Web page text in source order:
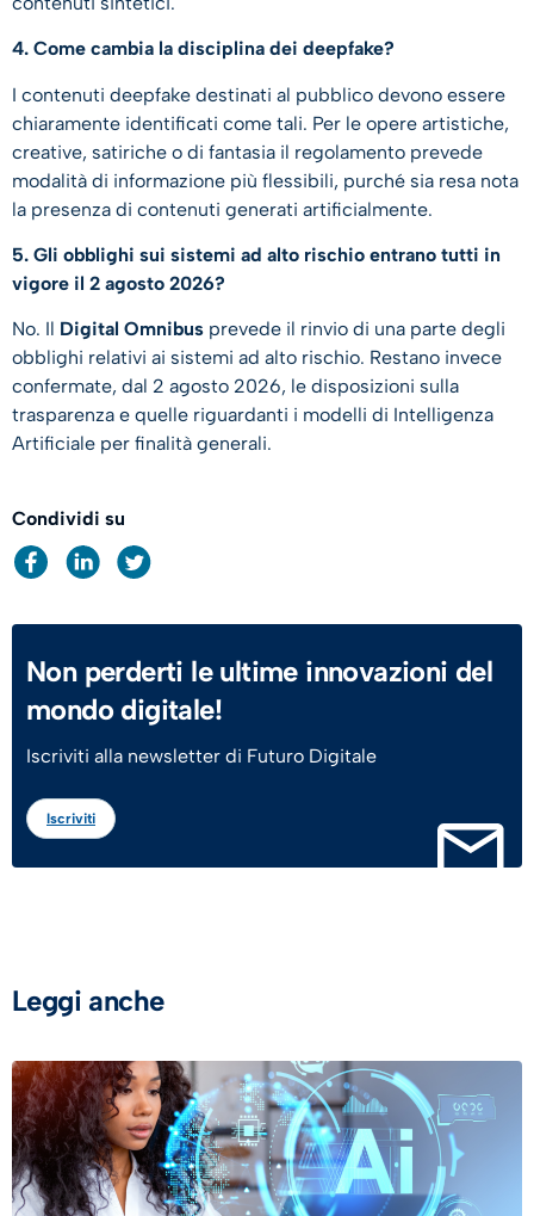
4. Come cambia la disciplina dei deepfake?
I contenuti deepfake destinati al pubblico devono essere
chiaramente identificati come tali. Per le opere artistiche,
creative, satiriche o di fantasia il regolamento prevede
modalità di informazione più flessibili, purché sia resa nota
la presenza di contenuti generati artificialmente.
5. Gli obblighi sui sistemi ad alto rischio entrano tutti in
vigore il 2 agosto 2026?
No. Il Digital Omnibus prevede il rinvio di una parte degli
obblighi relativi ai sistemi ad alto rischio. Restano invece
confermate, dal 2 agosto 2026, le disposizioni sulla
trasparenza e quelle riguardanti i modelli di Intelligenza
Artificiale per finalità generali.
Condividi su
Non perderti le ultime innovazioni del
mondo digitale!
Iscriviti alla newsletter di Futuro Digitale
Iscriviti
Leggi anche